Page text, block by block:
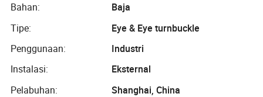
Bahan:
Baja
Tipe:
Eye & Eye turnbuckle
Penggunaan:
Industri
Instalasi:
Eksternal
Pelabuhan:
Shanghai, China